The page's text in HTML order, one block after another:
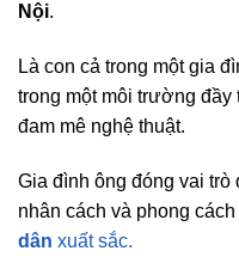
Nội.
Là con cả trong một gia
trong một môi trường
đam mê nghệ thuật.
Gia đình ông đóng vai trò
nhân cách và phong
dân xuất sắc.